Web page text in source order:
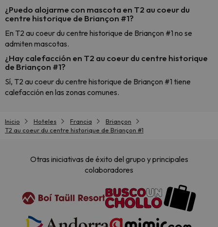
¿Puedo alojarme con mascota en T2 au coeur du
centre historique de Briançon #1?
En T2 au coeur du centre historique de Briançon #1 no se
admiten mascotas.
¿Hay calefacción en T2 au coeur du centre historique
de Briançon #1?
Sí, T2 au coeur du centre historique de Briançon #1 tiene
calefacción en las zonas comunes.
Inicio Hoteles Francia
Briançon
T2 au coeur du centre historique de Briançon #1
Otras iniciativas de éxito del grupo y principales
colaboradores